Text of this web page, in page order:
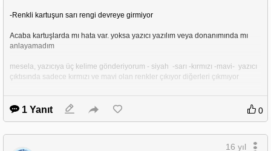
-Renkli kartuşun sarı rengi devreye girmiyor
Acaba kartuşlarda mı hata var. yoksa yazıcı yazılım veya donanımında mı
anlayamadım
mesela, yazıcıya üç kelime gönderiyorum - siyah  -sarı -kırmızı -mavi-  yazıcı
çıktısında sadece kırmızı ve mavi olan renkler çıkıyor diğerleri çıkmıyor
yardımcı olabilecek var mı????
1 Yanıt 0
16 yıl